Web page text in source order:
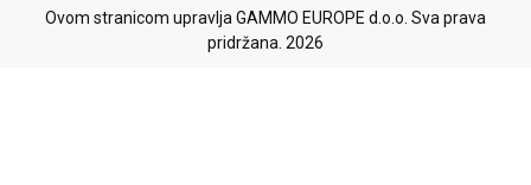
Ovom stranicom upravlja GAMMO EUROPE d.o.o. Sva prava
pridržana. 2026